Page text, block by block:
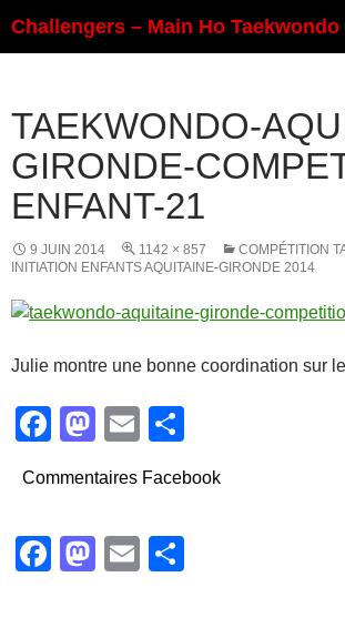
au
Challengers – Main Ho Taekwondo
TAEKWONDO-
GIRONDE-
ENFANT-21
9 JUIN 2014 1142 × 857
COMPÉTITION
INITIATION ENFANTS AQUITAINE-GIRONDE 2014
Julie montre une bonne coordination sur
F
c
e
b
M
st
o
d
E
ail ta
Commentaires Facebook
F
M
E